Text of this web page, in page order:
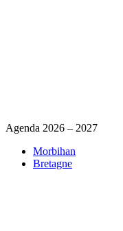
Agenda 2026 – 2027
Morbihan
Bretagne